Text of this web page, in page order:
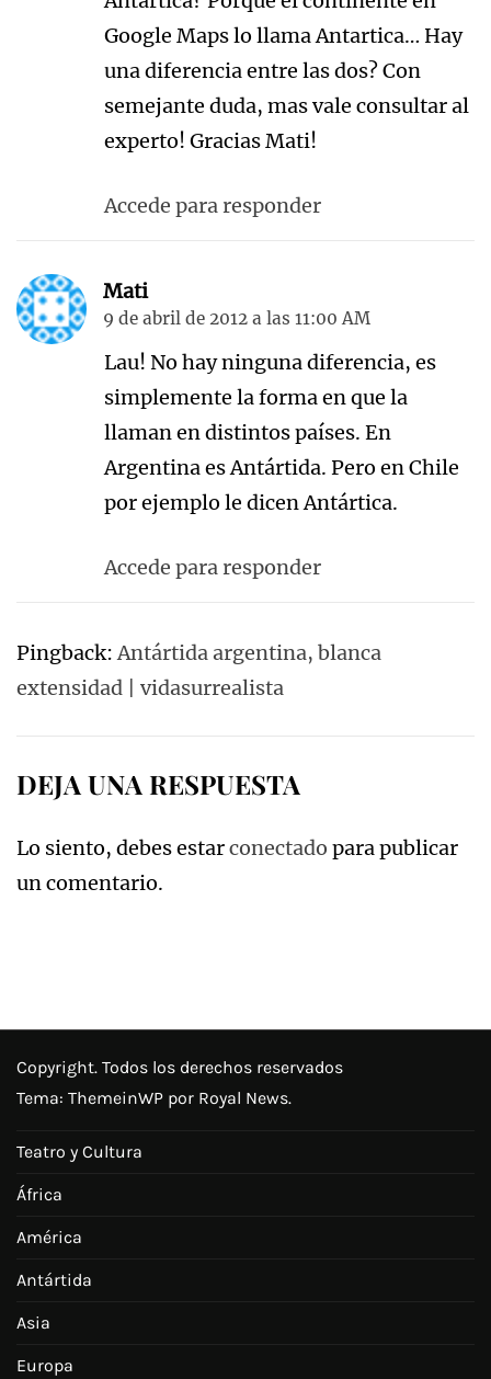
Google Maps lo llama Antartica… Hay
una diferencia entre las dos? Con
semejante duda, mas vale consultar al
experto! Gracias Mati!
Accede para responder
Mati
9 de abril de 2012 a las 11:00 AM
Lau! No hay ninguna diferencia, es
simplemente la forma en que la
llaman en distintos países. En
Argentina es Antártida. Pero en Chile
por ejemplo le dicen Antártica.
Accede para responder
Pingback:Antártida argentina, blanca
extensidad | vidasurrealista
DEJA UNA RESPUESTA
Lo siento, debes estarconectado para publicar
un comentario.
Copyright. Todos los derechos reservados
Tema: ThemeinWP por Royal News.
Teatro y Cultura
África
América
Antártida
Asia
Europa